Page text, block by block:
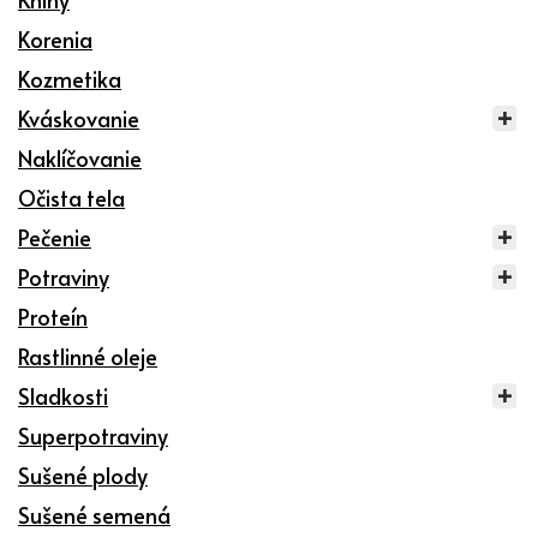
Korenia
Kozmetika
Kváskovanie
Naklíčovanie
Očista tela
Pečenie
Potraviny
Proteín
Rastlinné oleje
Sladkosti
Superpotraviny
Sušené plody
Sušené semená